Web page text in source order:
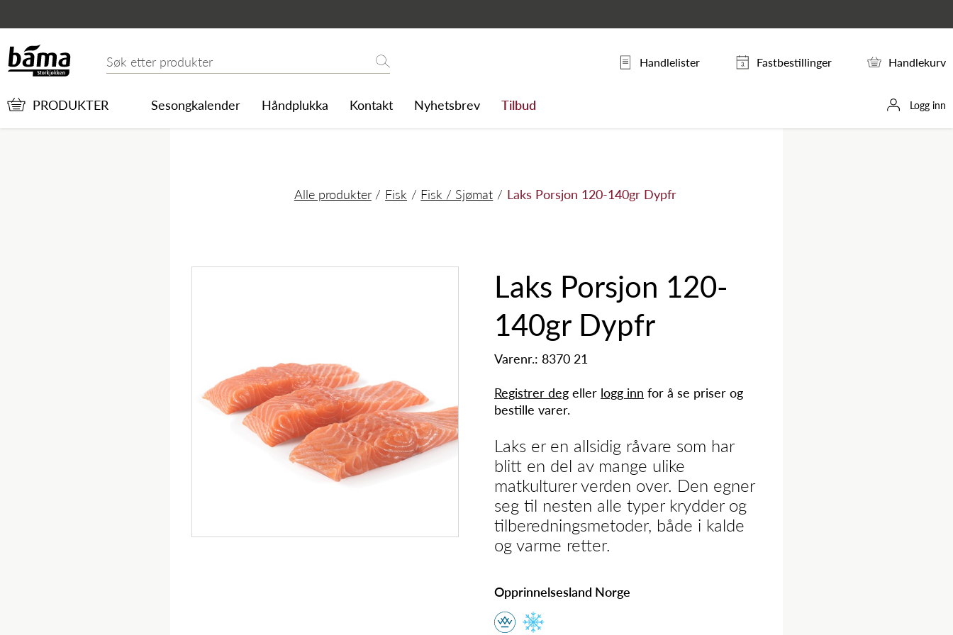
Laks Porsjon 120-140gr Dypfr
Søk etter
Søk
Handlelister Fastbestillinger Handlekurv
PRODUKTER Sesongkalender Håndplukka Kontakt Nyhetsbrev Tilbud Logg inn
Alle produkter Fisk Fisk / Sjømat Laks Porsjon 120-140gr Dypfr
Laks Porsjon 120-
140gr Dypfr
Varenr.: 8370 21
Registrer deg eller logg inn for å se priser og
bestille varer.
Laks er en allsidig råvare som har
blitt en del av mange ulike
matkulturer verden over. Den egner
seg til nesten alle typer krydder og
tilberedningsmetoder, både i kalde
og varme retter.
Opprinnelsesland Norge